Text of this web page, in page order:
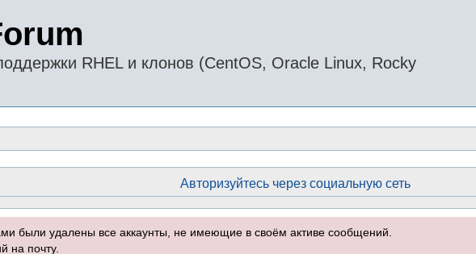
RHEL и клонов (CentOS, Oracle Linux, Rocky
Авторизуйтесь через социальную сеть
были удалены все аккаунты, не имеющие в своём активе сообщений.
на почту.